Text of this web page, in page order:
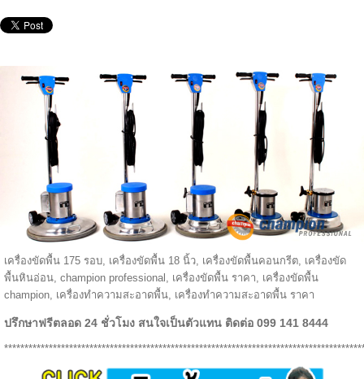
เครื่องขัดพื้น 175 รอบ, เครื่องขัดพื้น 18 นิ้ว, เครื่องขัดพื้นคอนกรีต, เครื่องขัด
พื้นหินอ่อน, champion professional, เครื่องขัดพื้น ราคา, เครื่องขัดพื้น
champion, เครื่องทําความสะอาดพื้น, เครื่องทําความสะอาดพื้น ราคา
ปรึกษาฟรีตลอด 24 ชั่วโมง สนใจเป็นตัวแทน ติดต่อ 099 141 8444